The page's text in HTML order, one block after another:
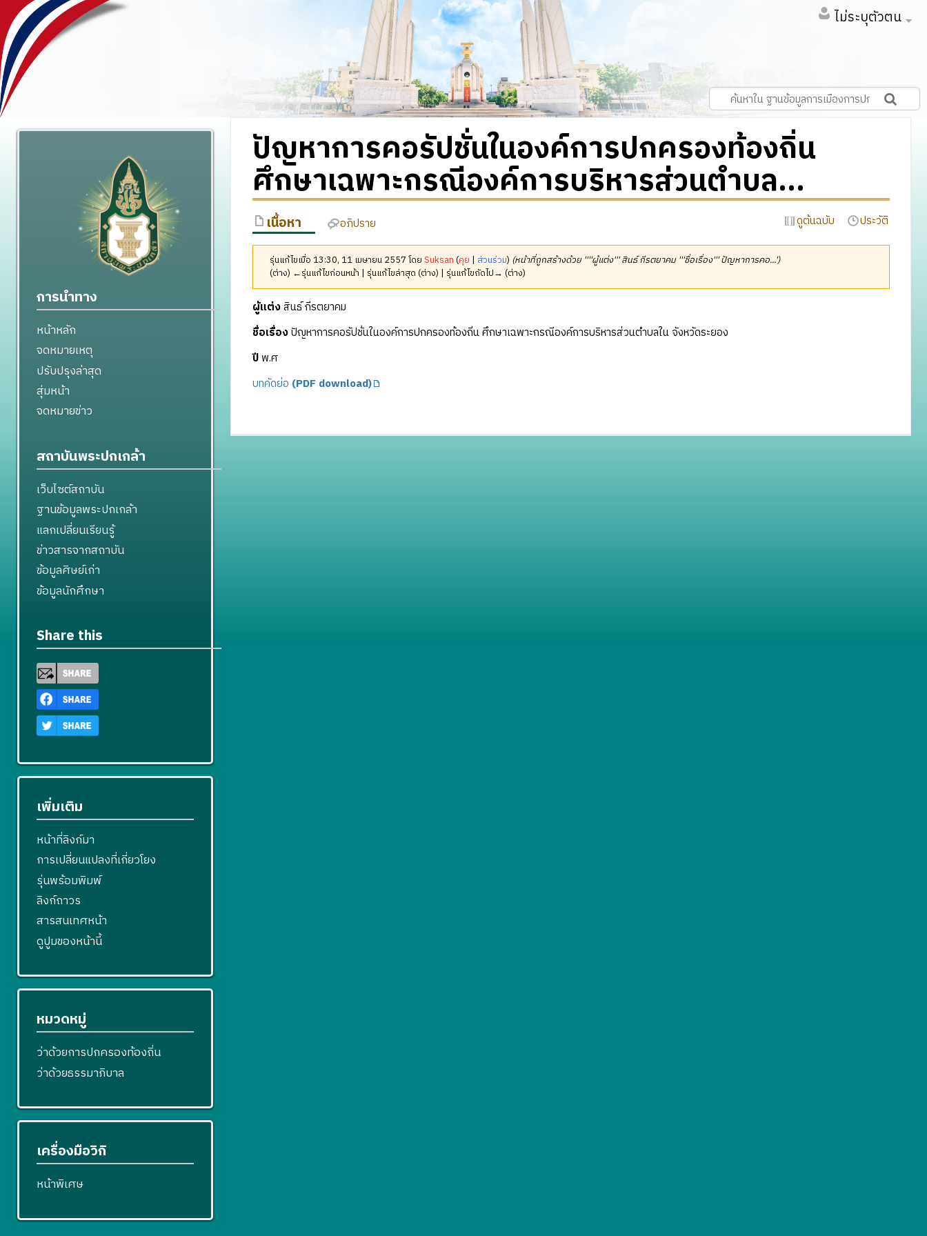
ไม่ระบุตัวตน
ปัญหาการคอรัปชั่นในองค์การปกครองท้องถิ่น
ศึกษาเฉพาะกรณีองค์การบริหารส่วนตำบล...
เนื้อหา อภิปราย ดูต้นฉบับ ประวัติ
รุ่นแก้ไขเมื่อ 13:30, 11 เมษายน 2557 โดยSuksan (คุย | ส่วนร่วม) (หน้าที่ถูกสร้างด้วย ''''ผู้แต่ง''' สินธ์ กีรตยาคม '''ชื่อเรื่อง''' ปัญหาการคอ...')
(ต่าง) ←รุ่นแก้ไขก่อนหน้า | รุ่นแก้ไขล่าสุด (ต่าง) | รุ่นแก้ไขถัดไป→ (ต่าง)
ผู้แต่งสินธ์ กีรตยาคม
ชื่อเรื่องปัญหาการคอรัปชั่นในองค์การปกครองท้องถิ่น ศึกษาเฉพาะกรณีองค์การบริหารส่วนตำบลใน จังหวัดระยอง
ปีพ.ศ
บทคัดย่อ (PDF download)
การนำทาง
หน้าหลัก
จดหมายเหตุ
ปรับปรุงล่าสุด
สุ่มหน้า
จดหมายข่าว
สถาบันพระปกเกล้า
เว็บไซต์สถาบัน
ฐานข้อมูลพระปกเกล้า
แลกเปลี่ยนเรียนรู้
ข่าวสารจากสถาบัน
ข้อมูลศิษย์เก่า
ข้อมูลนักศึกษา
Share this
เพิ่มเติม
หน้าที่ลิงก์มา
การเปลี่ยนแปลงที่เกี่ยวโยง
รุ่นพร้อมพิมพ์
ลิงก์ถาวร
สารสนเทศหน้า
ดูปูมของหน้านี้
หมวดหมู่
ว่าด้วยการปกครองท้องถิ่น
ว่าด้วยธรรมาภิบาล
เครื่องมือวิกิ
หน้าพิเศษ